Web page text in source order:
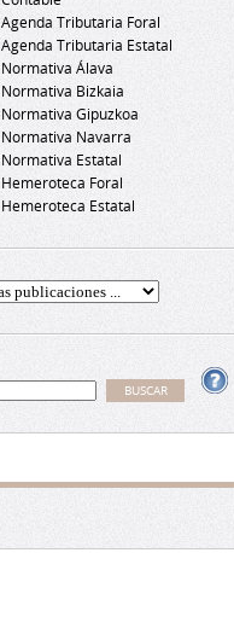
Agenda Tributaria Foral
Agenda Tributaria Estatal
Normativa Álava
Normativa Bizkaia
Normativa Gipuzkoa
Normativa Navarra
Normativa Estatal
Hemeroteca Foral
Hemeroteca Estatal